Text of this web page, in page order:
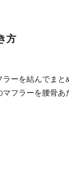
方
ーを結んでま
フラーを腰骨